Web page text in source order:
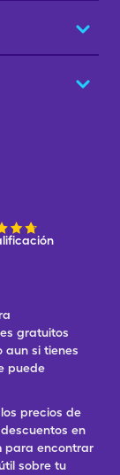
gratuitos
aun si tienes
puede
precios de
en
para encontrar
sobre tu